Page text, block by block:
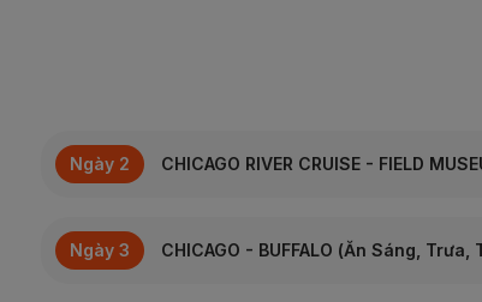
Ngày 2 CHICAGO RIVER CRUISE - FIELD
Đoàn ăn sáng. Quý khách
River Cruise, chiêm ngưỡng đường chân trời và
kiến trúc đặc trưng của thành phố.
Ngày 3 CHICAGO - BUFFALO (Ăn Sáng, Trưa,